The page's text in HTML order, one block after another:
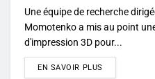
Une équipe de recherche
Momotenko a mis au point
d'impression 3D pour...
EN SAVOIR PLUS